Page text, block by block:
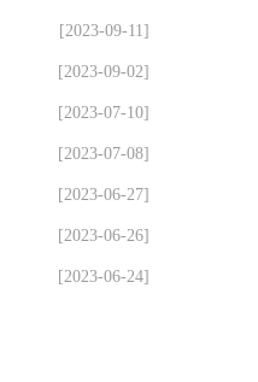
[2023-09-11]
[2023-09-02]
[2023-07-10]
[2023-07-08]
[2023-06-27]
[2023-06-26]
[2023-06-24]